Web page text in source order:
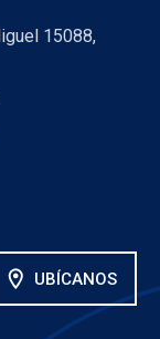
15088,
location_on UBÍCANOS